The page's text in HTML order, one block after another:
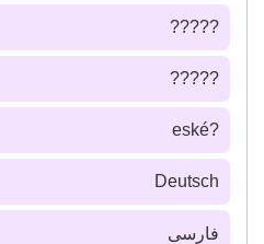
?????
?????
?eské
Deutsch
فارسى